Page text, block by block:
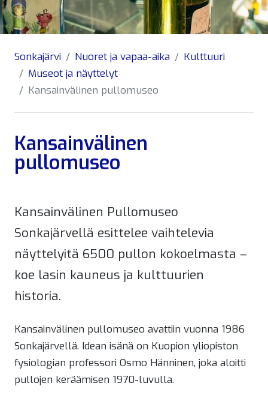
Sonkajärvi Nuoret ja vapaa-aika
Kulttuuri
Museot ja näyttelyt
Kansainvälinen pullomuseo
Kansainvälinen
pullomuseo
Kansainvälinen Pullomuseo
Sonkajärvellä esittelee vaihtelevia
näyttelyitä 6500 pullon kokoelmasta –
koe lasin kauneus ja kulttuurien
historia.
Kansainvälinen pullomuseo avattiin vuonna 1986
Sonkajärvellä. Idean isänä on Kuopion yliopiston
fysiologian professori Osmo Hänninen, joka aloitti
pullojen keräämisen 1970-luvulla.